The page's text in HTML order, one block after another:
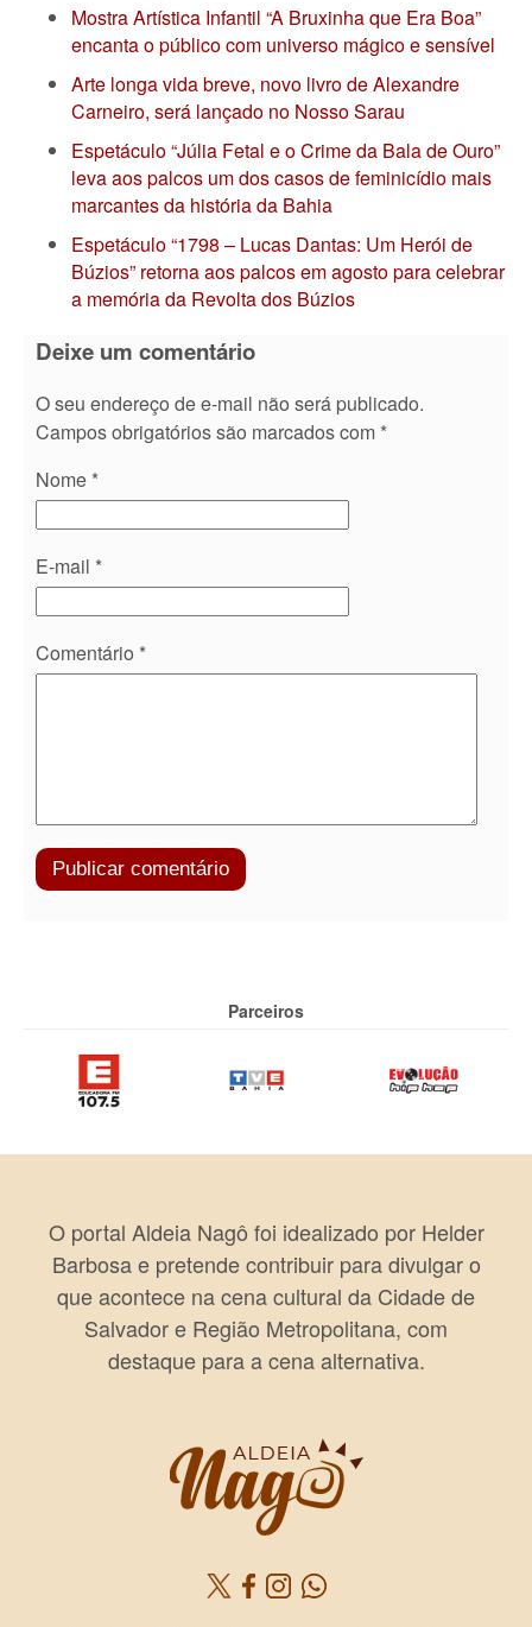
Mostra Artística Infantil “A Bruxinha que Era Boa”
encanta o público com universo mágico e sensível
Arte longa vida breve, novo livro de Alexandre
Carneiro, será lançado no Nosso Sarau
Espetáculo “Júlia Fetal e o Crime da Bala de Ouro”
leva aos palcos um dos casos de feminicídio mais
marcantes da história da Bahia
Espetáculo “1798 – Lucas Dantas: Um Herói de
Búzios” retorna aos palcos em agosto para celebrar
a memória da Revolta dos Búzios
Deixe um comentário
O seu endereço de e-mail não será publicado.
Campos obrigatórios são marcados com *
Nome *
E-mail *
Comentário *
Parceiros
O portal Aldeia Nagô foi idealizado por Helder
Barbosa e pretende contribuir para divulgar o
que acontece na cena cultural da Cidade de
Salvador e Região Metropolitana, com
destaque para a cena alternativa.